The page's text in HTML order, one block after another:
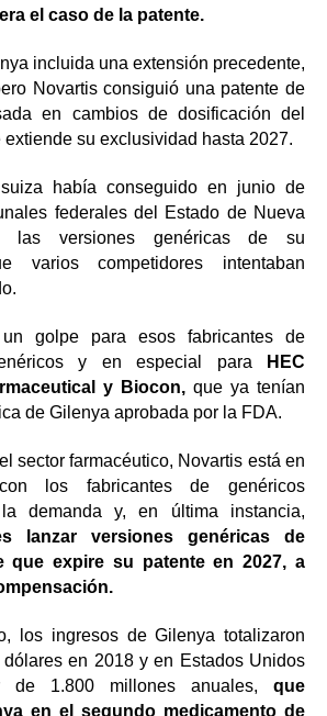
el caso de la patente.
incluida una extensión precedente,
Novartis consiguió una patente de
en cambios de dosificación del
extiende su exclusividad hasta 2027.
había conseguido en junio de
federales del Estado de Nueva
las versiones genéricas de su
varios competidores intentaban
golpe para esos fabricantes de
y en especial para
HEC
y Biocon, que ya tenían
de Gilenya aprobada por la FDA.
sector farmacéutico, Novartis está en
con los fabricantes de genéricos
demanda y, en última instancia,
lanzar versiones genéricas de
que expire su patente en 2027, a
los ingresos de Gilenya totalizaron
en 2018 y en Estados Unidos
de 1.800 millones anuales, que
en el segundo medicamento de